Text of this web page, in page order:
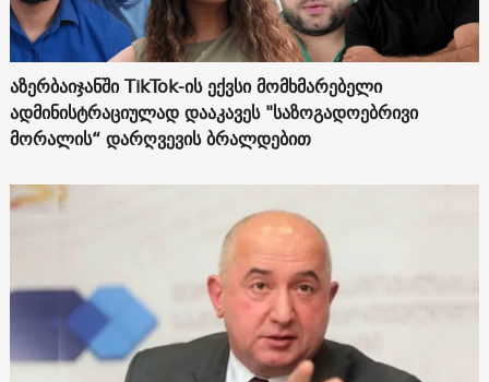
აზერბაიჯანში TikTok-ის ექვსი მომხმარებელი
ადმინისტრაციულად დააკავეს "საზოგადოებრივი
მორალის“ დარღვევის ბრალდებით